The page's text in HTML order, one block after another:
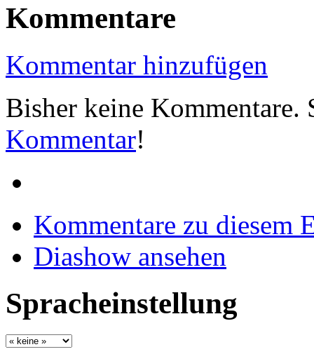
Kommentare
Kommentar hinzufügen
Bisher keine Kommentare.
Kommentar!
Kommentare zu diesem
Diashow ansehen
Spracheinstellung